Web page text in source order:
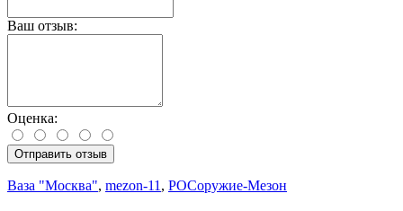
Ваш отзыв:
Оценка:
Отправить отзыв
Ваза "Москва", mezon-11, РОСоружие-Мезон